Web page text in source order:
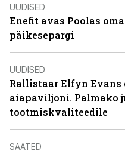
UUDISED
Enefit avas Poolas
päikesepargi
UUDISED
Rallistaar Elfyn Evans
aiapaviljoni. Palmako
tootmiskvaliteedile
SAATED